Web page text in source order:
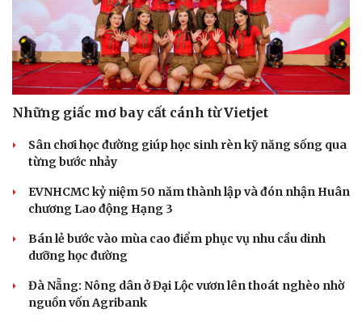
Săn Tour
Câu chuyện thời sự
Những giấc mơ bay cất cánh từ Vietjet
Sân chơi học đường giúp học sinh rèn kỹ năng sống qua
từng bước nhảy
EVNHCMC kỷ niệm 50 năm thành lập và đón nhận Huân
chương Lao động Hạng 3
Bán lẻ bước vào mùa cao điểm phục vụ nhu cầu dinh
dưỡng học đường
Đà Nẵng: Nông dân ở Đại Lộc vươn lên thoát nghèo nhờ
nguồn vốn Agribank